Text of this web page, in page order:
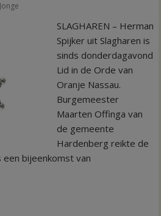
SLAGHAREN – Herman
Spijker uit Slagharen is
sinds donderdagavond
Lid in de Orde van
Oranje Nassau.
Burgemeester
Maarten Offinga van
de gemeente
Hardenberg reikte de
bijeenkomst van